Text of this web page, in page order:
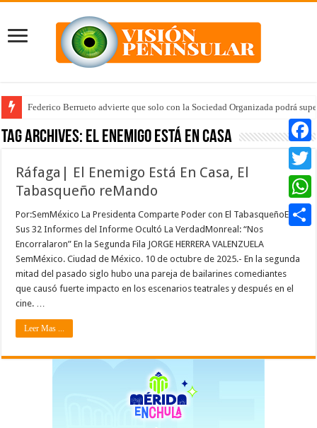
Federico Berrueto advierte que solo con la Sociedad Organizada podrá
Tag Archives: el enemigo está en casa
Ráfaga| El Enemigo Está En Casa, El
Tabasqueño reMando
Por:SemMéxico La Presidenta Comparte Poder con El TabasqueñoEn
Sus 32 Informes del Informe Ocultó La VerdadMonreal: “Nos
Encorralaron” En la Segunda Fila JORGE HERRERA VALENZUELA
SemMéxico. Ciudad de México. 10 de octubre de 2025.- En la segunda
mitad del pasado siglo hubo una pareja de bailarines comediantes
que causó fuerte impacto en los escenarios teatrales y después en el
cine. …
Leer Mas ...
Twitter